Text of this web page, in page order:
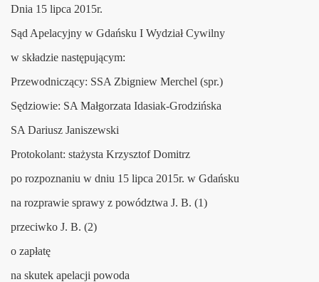
Dnia 15 lipca 2015r.
Sąd Apelacyjny w Gdańsku I Wydział Cywilny
w składzie następującym:
Przewodniczący: SSA Zbigniew Merchel (spr.)
Sędziowie: SA Małgorzata Idasiak-Grodzińska
SA Dariusz Janiszewski
Protokolant: stażysta Krzysztof Domitrz
po rozpoznaniu w dniu 15 lipca 2015r. w Gdańsku
na rozprawie sprawy z powództwa J. B. (1)
przeciwko J. B. (2)
o zapłatę
na skutek apelacji powoda
Krosna